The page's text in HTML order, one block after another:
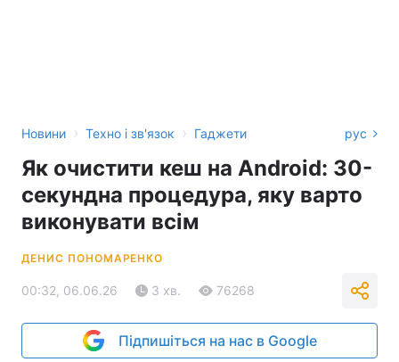
Новини › Техно і зв'язок › Гаджети рус
Як очистити кеш на Android: 30-
секундна процедура, яку варто
виконувати всім
ДЕНИС ПОНОМАРЕНКО
00:32, 06.06.26 3 хв. 76268
Підпишіться на нас в Google